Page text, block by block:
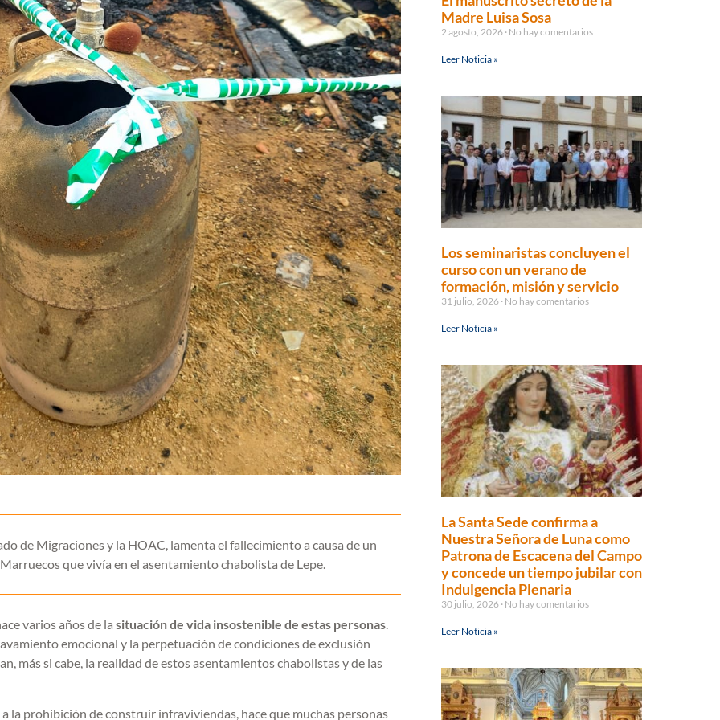
de Migraciones y la HOAC, lamenta el fallecimiento a causa de un
que vivía en el asentamiento chabolista de Lepe.
varios años de la situación de vida insostenible de estas personas.
emocional y la perpetuación de condiciones de exclusión
más si cabe, la realidad de estos asentamientos chabolistas y de las
la prohibición de construir infraviviendas, hace que muchas personas
Madre Luisa Sosa
2 agosto, 2026 No hay comentarios
Leer Noticia »
Los seminaristas concluyen el
curso con un verano de
formación, misión y servicio
31 julio, 2026 No hay comentarios
Leer Noticia »
La Santa Sede confirma a
Nuestra Señora de Luna como
Patrona de Escacena del Campo
y concede un tiempo jubilar con
Indulgencia Plenaria
30 julio, 2026 No hay comentarios
Leer Noticia »